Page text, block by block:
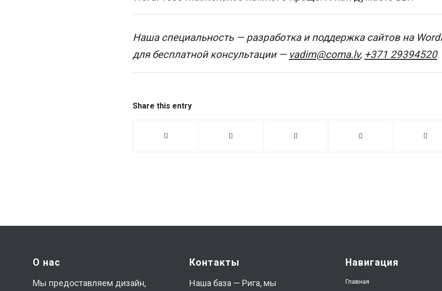
Наша специальность — разработка и поддержка сайтов на
для бесплатной консультации — vadim@coma.lv, +371 29394520
Share this entry
О нас
Мы предоставляем дизайн,
Контакты
Наша база — Рига, мы
Навигация
Главная